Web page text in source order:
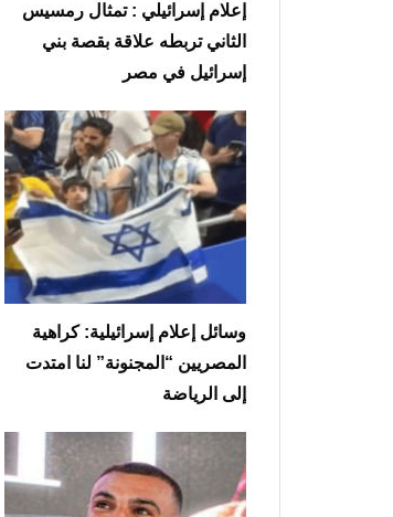
إعلام إسرائيلي : تمثال رمسيس
الثاني تربطه علاقة بقصة بني
إسرائيل في مصر
وسائل إعلام إسرائيلية: كراهية
المصريين “المجنونة” لنا امتدت
إلى الرياضة